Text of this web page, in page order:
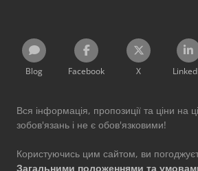
Blog Facebook X
Вся інформація, пропозиції та ціни на
зобов'язань і не є обов'язковими!
Користуючись цим сайтом, ви
Загальними положеннями та